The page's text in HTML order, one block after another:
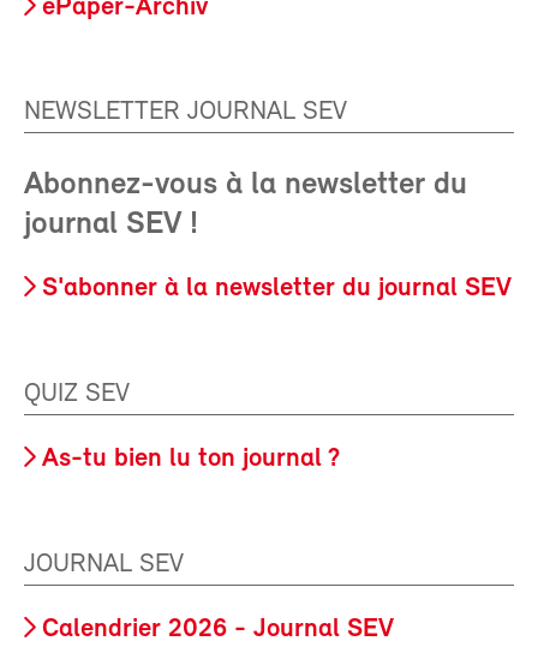
ePaper-Archiv
NEWSLETTER JOURNAL SEV
Abonnez-vous à la newsletter du
journal SEV !
S'abonner à la newsletter du journal SEV
QUIZ SEV
As-tu bien lu ton journal ?
JOURNAL SEV
Calendrier 2026 - Journal SEV